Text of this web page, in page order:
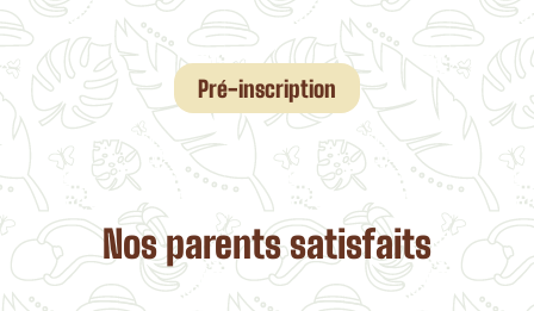
Pré-inscription
Nos parents satisfaits